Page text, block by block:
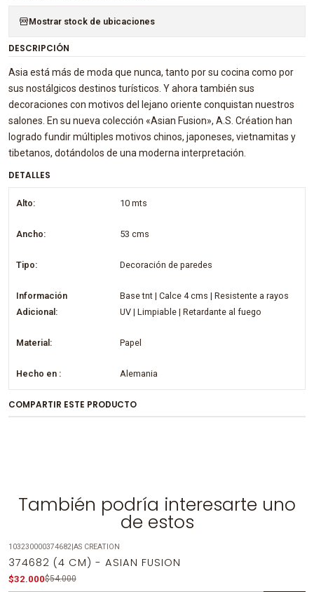
Mostrar stock de ubicaciones
DESCRIPCIÓN
Asia está más de moda que nunca, tanto por su cocina como por
sus nostálgicos destinos turísticos. Y ahora también sus
decoraciones con motivos del lejano oriente conquistan nuestros
salones. En su nueva colección «Asian Fusion», A.S. Création han
logrado fundir múltiples motivos chinos, japoneses, vietnamitas y
tibetanos, dotándolos de una moderna interpretación.
DETALLES
Alto: 10 mts
Ancho: 53 cms
Tipo: Decoración de paredes
Información
Adicional:
Base tnt | Calce 4 cms | Resistente a rayos
UV | Limpiable | Retardante al fuego
Material: Papel
Hecho en : Alemania
COMPARTIR ESTE PRODUCTO
También podría interesarte uno
de estos
-41% OFF
103230000374682|AS CREATION
374682 (4 CM) - ASIAN FUSION
$32.000$54.000